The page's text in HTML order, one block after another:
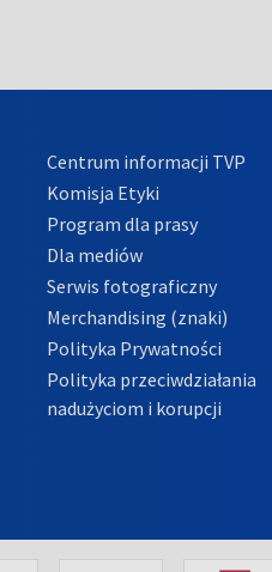
Centrum informacji TVP
Komisja Etyki
Program dla prasy
Dla mediów
Serwis fotograficzny
Merchandising (znaki)
Polityka Prywatności
Polityka przeciwdziałania
nadużyciom i korupcji